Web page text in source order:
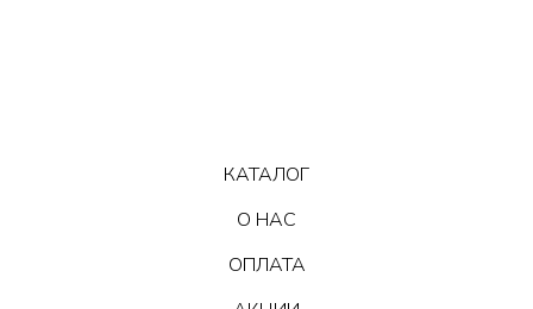
КАТАЛОГ
О НАС
ОПЛАТА